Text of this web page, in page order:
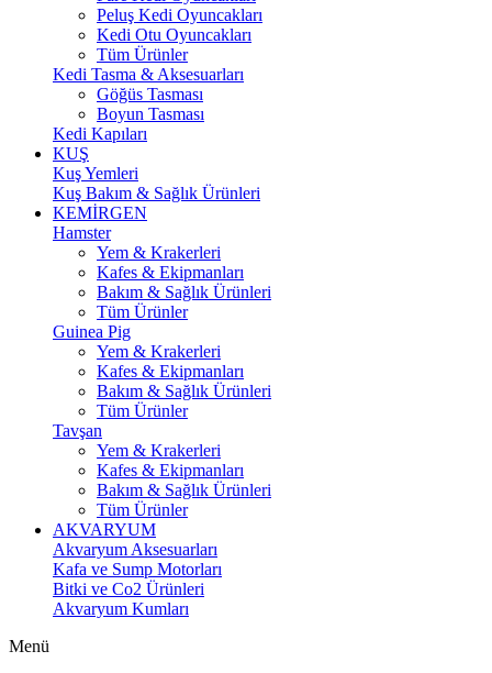
Peluş Kedi Oyuncakları
Kedi Otu Oyuncakları
Tüm Ürünler
Kedi Tasma & Aksesuarları
Göğüs Tasması
Boyun Tasması
Kedi Kapıları
KUŞ
Kuş Yemleri
Kuş Bakım & Sağlık Ürünleri
KEMİRGEN
Hamster
Yem & Krakerleri
Kafes & Ekipmanları
Bakım & Sağlık Ürünleri
Tüm Ürünler
Guinea Pig
Yem & Krakerleri
Kafes & Ekipmanları
Bakım & Sağlık Ürünleri
Tüm Ürünler
Tavşan
Yem & Krakerleri
Kafes & Ekipmanları
Bakım & Sağlık Ürünleri
Tüm Ürünler
AKVARYUM
Akvaryum Aksesuarları
Kafa ve Sump Motorları
Bitki ve Co2 Ürünleri
Akvaryum Kumları
Menü